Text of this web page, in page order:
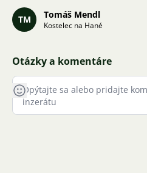
TM Tomáš Mendl
Kostelec na Hané
Otázky a komentáre